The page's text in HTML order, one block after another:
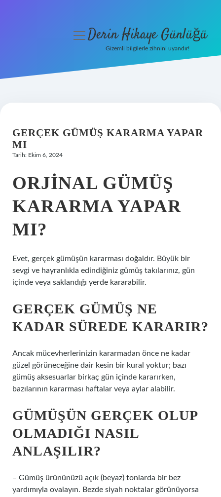
Hakkımızda
menüyüDerin Hikaye Günlüğü
Gizemli bilgilerle zihnini uyandır!
GERÇEK GÜMÜŞ KARARMA YAPAR
MI
Tarih: Ekim 6, 2024
ORJINAL GÜMÜŞ
KARARMA YAPAR
MI?
Evet, gerçek gümüşün kararması doğaldır. Büyük bir
sevgi ve hayranlıkla edindiğiniz gümüş takılarınız, gün
içinde veya saklandığı yerde kararabilir.
GERÇEK GÜMÜŞ NE
KADAR SÜREDE KARARIR?
Ancak mücevherlerinizin kararmadan önce ne kadar
güzel görüneceğine dair kesin bir kural yoktur; bazı
gümüş aksesuarlar birkaç gün içinde kararırken,
bazılarının kararması haftalar veya aylar alabilir.
GÜMÜŞÜN GERÇEK OLUP
OLMADIĞI NASIL
ANLAŞILIR?
– Gümüş ürününüzü açık (beyaz) tonlarda bir bez
yardımıyla ovalayın. Bezde siyah noktalar görünüyorsa